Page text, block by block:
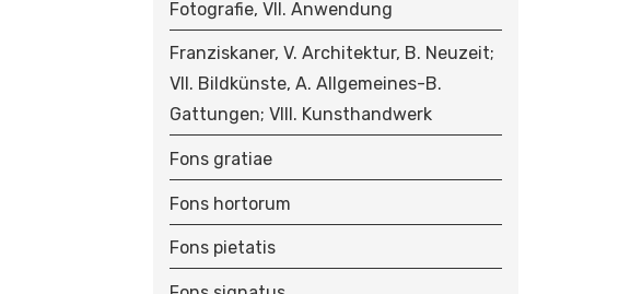
Fotografie, VII. Anwendung
Franziskaner, V. Architektur, B. Neuzeit;
VII. Bildkünste, A. Allgemeines-B.
Gattungen; VIII. Kunsthandwerk
Fons gratiae
Fons hortorum
Fons pietatis